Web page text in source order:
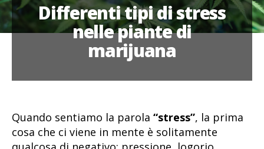
Differenti tipi di stress
nelle piante di
marijuana
Quando sentiamo la parola “stress”, la prima
cosa che ci viene in mente è solitamente